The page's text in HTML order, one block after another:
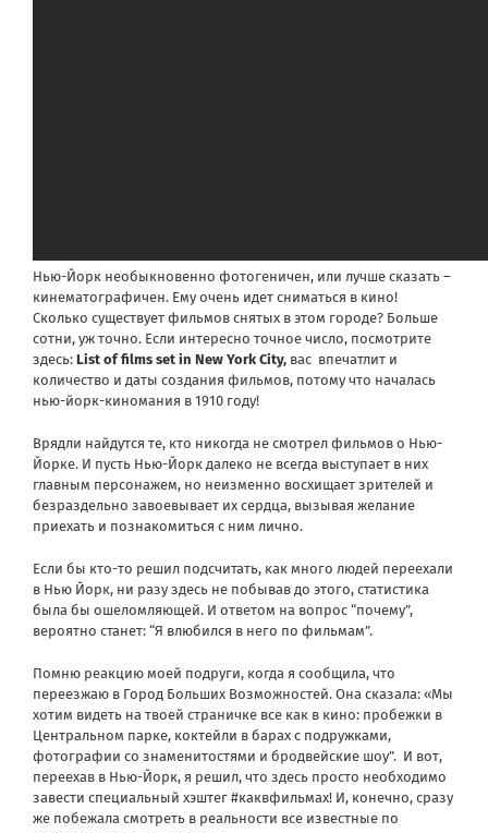
Нью-Йорк необыкновенно фотогеничен, или лучше сказать –
кинематографичен. Ему очень идет сниматься в кино!
Сколько существует фильмов снятых в этом городе? Больше
сотни, уж точно. Если интересно точное число, посмотрите
здесь: List of films set in New York City, вас впечатлит и
количество и даты создания фильмов, потому что началась
нью-йорк-киномания в 1910 году!
Врядли найдутся те, кто никогда не смотрел фильмов о Нью-
Йорке. И пусть Нью-Йорк далеко не всегда выступает в них
главным персонажем, но неизменно восхищает зрителей и
безраздельно завоевывает их сердца, вызывая желание
приехать и познакомиться с ним лично.
Если бы кто-то решил подсчитать, как много людей переехали
в Нью Йорк, ни разу здесь не побывав до этого, статистика
была бы ошеломляющей. И ответом на вопрос “почему”,
вероятно станет: “Я влюбился в него по фильмам”.
Помню реакцию моей подруги, когда я сообщила, что
переезжаю в Город Больших Возможностей. Она сказала: «Мы
хотим видеть на твоей страничке все как в кино: пробежки в
Центральном парке, коктейли в барах с подружками,
фотографии со знаменитостями и бродвейские шоу”. И вот,
переехав в Нью-Йорк, я решил, что здесь просто необходимо
завести специальный хэштег #каквфильмах! И, конечно, сразу
же побежала смотреть в реальности все известные по